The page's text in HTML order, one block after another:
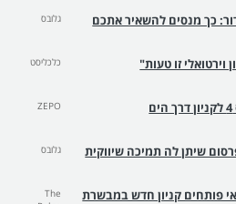
כך מנסים להשאיר אתכם
גלובס
וירטואלי זו טעות" כלכליסט
ZEPO
שיתן לה תמיכה שיווקית
גלובס
פותחים קניון חדש במבשרת
The